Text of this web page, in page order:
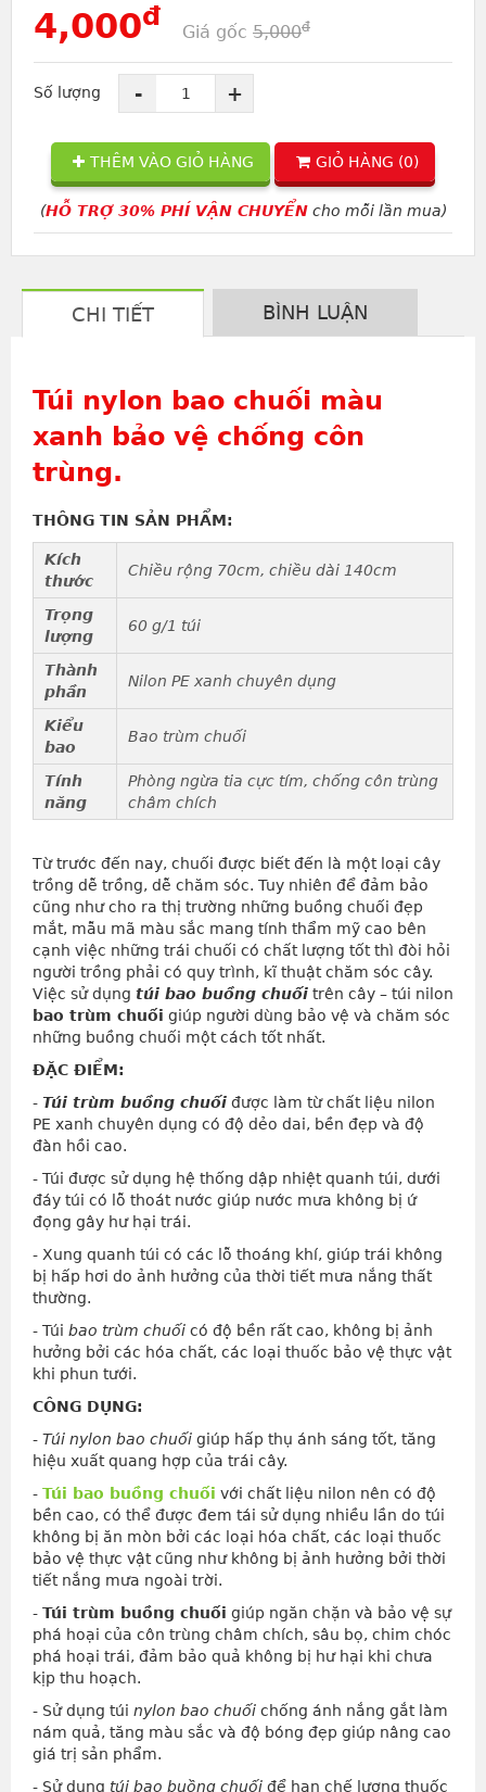
4,000đ
Giá gốc 5,000đ
Số lượng - +
THÊM VÀO GIỎ HÀNG GIỎ HÀNG (0)
(HỖ TRỢ 30% PHÍ VẬN CHUYỂNcho mỗi lần mua)
CHI TIẾT BÌNH LUẬN
Túi nylon bao chuối màu
xanh bảo vệ chống côn
trùng.
THÔNG TIN SẢN PHẨM:
Kích
thước
Chiều rộng 70cm, chiều dài 140cm
Trọng
lượng
60 g/1 túi
Thành
phần
Nilon PE xanh chuyên dụng
Kiểu
bao
Bao trùm chuối
Tính
năng
Phòng ngừa tia cực tím, chống côn trùng
châm chích
Từ trước đến nay, chuối được biết đến là một loại cây
trồng dễ trồng, dễ chăm sóc. Tuy nhiên để đảm bảo
cũng như cho ra thị trường những buồng chuối đẹp
mắt, mẫu mã màu sắc mang tính thẩm mỹ cao bên
cạnh việc những trái chuối có chất lượng tốt thì đòi hỏi
người trồng phải có quy trình, kĩ thuật chăm sóc cây.
Việc sử dụng túi bao buồng chuối trên cây – túi nilon
bao trùm chuối giúp người dùng bảo vệ và chăm sóc
những buồng chuối một cách tốt nhất.
ĐẶC ĐIỂM:
- Túi trùm buồng chuối được làm từ chất liệu nilon
PE xanh chuyên dụng có độ dẻo dai, bền đẹp và độ
đàn hồi cao.
- Túi được sử dụng hệ thống dập nhiệt quanh túi, dưới
đáy túi có lỗ thoát nước giúp nước mưa không bị ứ
đọng gây hư hại trái.
- Xung quanh túi có các lỗ thoáng khí, giúp trái không
bị hấp hơi do ảnh hưởng của thời tiết mưa nắng thất
thường.
- Túi bao trùm chuối có độ bền rất cao, không bị ảnh
hưởng bởi các hóa chất, các loại thuốc bảo vệ thực vật
khi phun tưới.
CÔNG DỤNG:
- Túi nylon bao chuối giúp hấp thụ ánh sáng tốt, tăng
hiệu xuất quang hợp của trái cây.
- Túi bao buồng chuối với chất liệu nilon nên có độ
bền cao, có thể được đem tái sử dụng nhiều lần do túi
không bị ăn mòn bởi các loại hóa chất, các loại thuốc
bảo vệ thực vật cũng như không bị ảnh hưởng bởi thời
tiết nắng mưa ngoài trời.
- Túi trùm buồng chuối giúp ngăn chặn và bảo vệ sự
phá hoại của côn trùng châm chích, sâu bọ, chim chóc
phá hoại trái, đảm bảo quả không bị hư hại khi chưa
kịp thu hoạch.
- Sử dụng túi nylon bao chuối chống ánh nắng gắt làm
nám quả, tăng màu sắc và độ bóng đẹp giúp nâng cao
giá trị sản phẩm.
- Sử dụng túi bao buồng chuối để hạn chế lượng thuốc